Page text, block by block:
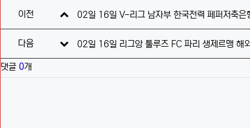
이전 02일 16일 V-리그 남자부 한국전력 페퍼저축은
다음 02일 16일 리그앙 툴루즈 FC 파리 생제르맹 해
댓글 0개